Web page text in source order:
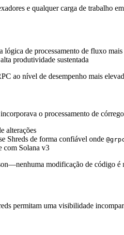
e qualquer carga de trabalho
de processamento de fluxo
produtividade sustentada
ao nível de desempenho mais
o processamento de
alterações
Shreds de forma confiável onde
com Solana v3
modificação de código é
permitam uma visibilidade